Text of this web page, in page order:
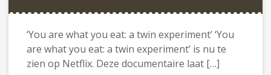
‘You are what you eat: a twin experiment’ ‘You
are what you eat: a twin experiment’ is nu te
zien op Netflix. Deze documentaire laat […]